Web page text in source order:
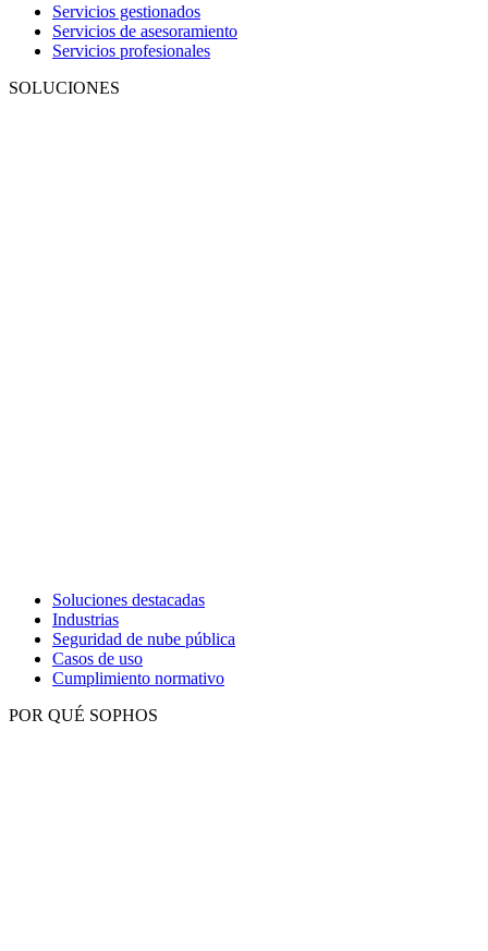
Servicios gestionados
Servicios de asesoramiento
Servicios profesionales
SOLUCIONES
Soluciones destacadas
Industrias
Seguridad de nube pública
Casos de uso
Cumplimiento normativo
POR QUÉ SOPHOS